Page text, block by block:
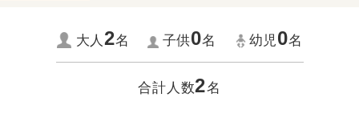
大人2名 子供0名 幼児0名
合計人数2名